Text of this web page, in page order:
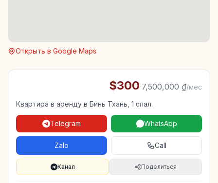
Открыть в Google Maps
$300·7,500,000 ₫/мес
Квартира в аренду в Бинь Тхань, 1 спал.
Telegram WhatsApp
Zalo Call
Канал Поделиться